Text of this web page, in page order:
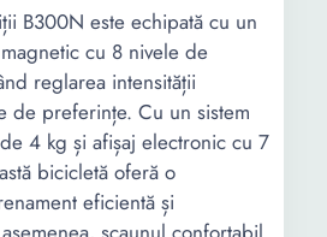
B300N este echipată cu un
cu 8 nivele de
reglarea intensității
de preferințe. Cu un sistem
4 kg și afișaj electronic cu 7
bicicletă oferă o
eficientă și